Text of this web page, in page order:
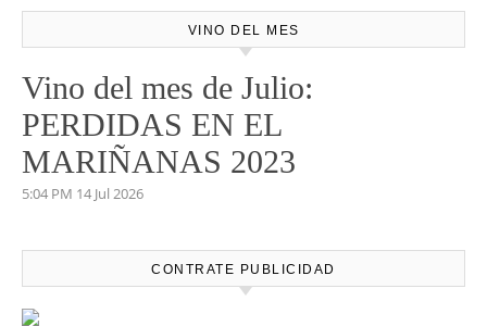
VINO DEL MES
Vino del mes de Julio:
PERDIDAS EN EL
MARIÑANAS 2023
5:04 PM 14 Jul 2026
CONTRATE PUBLICIDAD